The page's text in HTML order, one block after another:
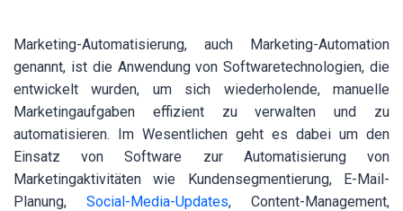
Marketing-Automatisierung, auch Marketing-Automation
genannt, ist die Anwendung von Softwaretechnologien, die
entwickelt wurden, um sich wiederholende, manuelle
Marketingaufgaben effizient zu verwalten und zu
automatisieren. Im Wesentlichen geht es dabei um den
Einsatz von Software zur Automatisierung von
Marketingaktivitäten wie Kundensegmentierung, E-Mail-
Planung, Social-Media-Updates, Content-Management,